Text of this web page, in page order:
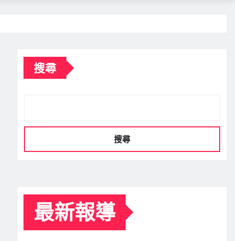
搜尋
搜尋
最新報導